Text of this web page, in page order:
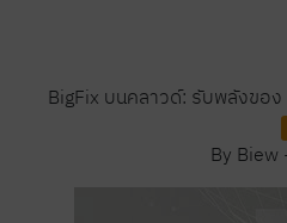
BigFix บนคลาวด์: รับพลังขอ
By Biew